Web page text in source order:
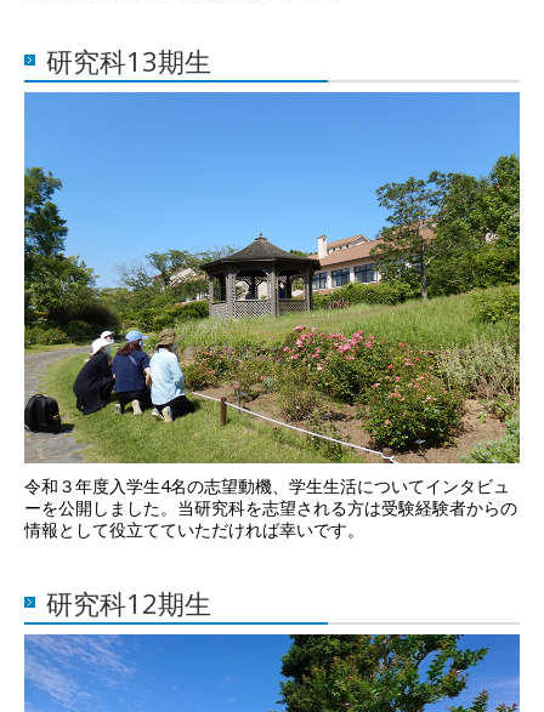
研究科13期生
令和３年度入学生4名の志望動機、学生生活についてインタビュ
ーを公開しました。当研究科を志望される方は受験経験者からの
情報として役立てていただければ幸いです。
研究科12期生